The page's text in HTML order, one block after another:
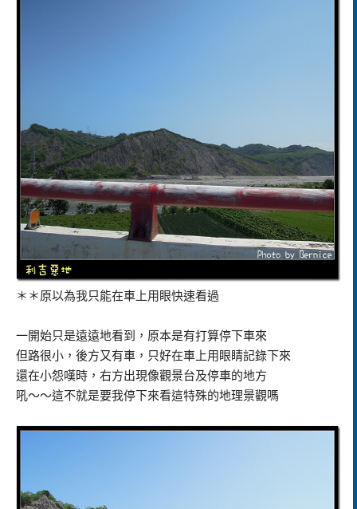
＊＊原以為我只能在車上用眼快速看過
一開始只是遠遠地看到，原本是有打算停下車來
但路很小，後方又有車，只好在車上用眼睛記錄下來
還在小怨嘆時，右方出現像觀景台及停車的地方
吼～～這不就是要我停下來看這特殊的地理景觀嗎